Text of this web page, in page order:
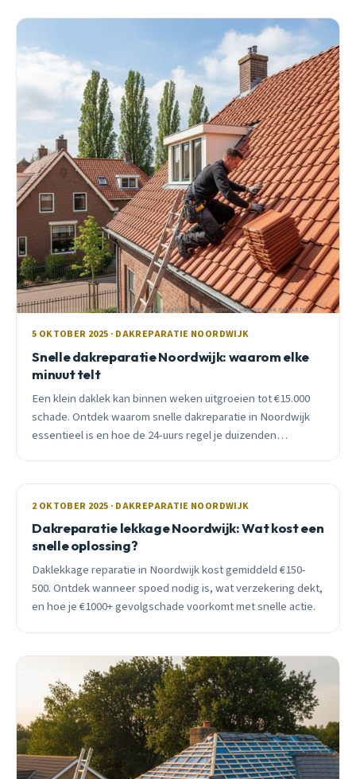
5 OKTOBER 2025 · DAKREPARATIE NOORDWIJK
Snelle dakreparatie Noordwijk: waarom elke
minuut telt
Een klein daklek kan binnen weken uitgroeien tot €15.000
schade. Ontdek waarom snelle dakreparatie in Noordwijk
essentieel is en hoe de 24-uurs regel je duizenden
2 OKTOBER 2025 · DAKREPARATIE NOORDWIJK
Dakreparatie lekkage Noordwijk: Wat kost een
snelle oplossing?
Daklekkage reparatie in Noordwijk kost gemiddeld €150-
500. Ontdek wanneer spoed nodig is, wat verzekering dekt,
en hoe je €1000+ gevolgschade voorkomt met snelle actie.